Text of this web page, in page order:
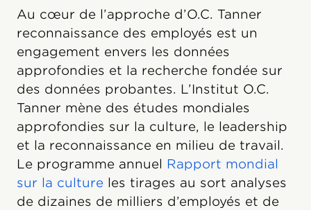
Au cœur de l’approche d’O.C. Tanner
reconnaissance des employés est un
engagement envers les données
approfondies et la recherche fondée sur
des données probantes. L’Institut O.C.
Tanner mène des études mondiales
approfondies sur la culture, le leadership
et la reconnaissance en milieu de travail.
Le programme annuel Rapport mondial
sur la culture les tirages au sort analyses
de dizaines de milliers d’employés et de